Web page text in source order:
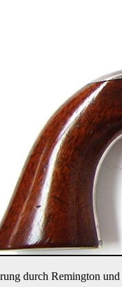
durch Remington